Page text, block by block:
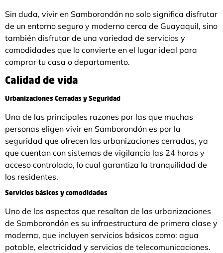
Sin duda, vivir en Samborondón no solo significa disfrutar
de un entorno seguro y moderno cerca de Guayaquil, sino
también disfrutar de una variedad de servicios y
comodidades que lo convierte en el lugar ideal para
comprar tu casa o departamento.
Calidad de vida
Urbanizaciones Cerradas y Seguridad
Una de las principales razones por las que muchas
personas eligen vivir en Samborondón es por la
seguridad que ofrecen las urbanizaciones cerradas, ya
que cuentan con sistemas de vigilancia las 24 horas y
acceso controlado, lo cual garantiza la tranquilidad de
los residentes.
Servicios básicos y comodidades
Uno de los aspectos que resaltan de las urbanizaciones
de Samborondón es su infraestructura de primera clase y
moderna, que incluyen servicios básicos como: agua
potable, electricidad y servicios de telecomunicaciones.